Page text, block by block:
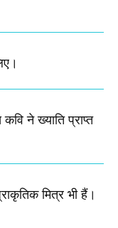
ने ख्याति प्राप्त
मित्र भी हैं।